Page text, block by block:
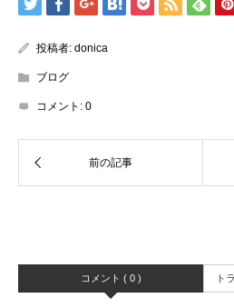
投稿者: donica
ブログ
コメント: 0
コメント ( 0 ) ト